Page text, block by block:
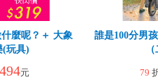
麼呢？＋ 大象
(玩具)
494元
誰是100分男
79